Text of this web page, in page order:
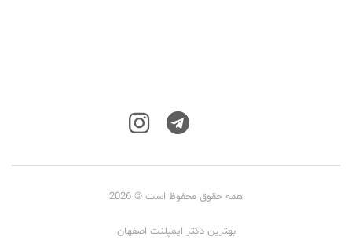
همه حقوق محفوظ است © 2026
کفی طبی
ایمپلنت اقساطی اصفهان